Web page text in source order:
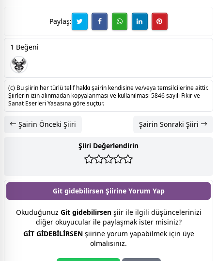
Paylaş:
1 Beğeni
(c) Bu şiirin her türlü telif hakkı şairin kendisine ve/veya temsilcilerine aittir.
Şiirlerin izin alınmadan kopyalanması ve kullanılması 5846 sayılı Fikir ve
Sanat Eserleri Yasasına göre suçtur.
Şairin Önceki Şiiri Şairin Sonraki Şiiri
Şiiri Değerlendirin
Git gidebilirsen Şiirine Yorum Yap
Okuduğunuz Git gidebilirsenşiir ile ilgili düşüncelerinizi
diğer okuyucular ile paylaşmak ister misiniz?
GİT GİDEBİLİRSENşiirine yorum yapabilmek için üye
olmalısınız.